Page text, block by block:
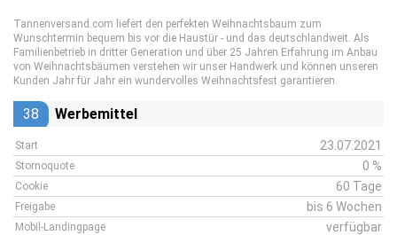
Tannenversand.com liefert den perfekten Weihnachtsbaum zum
Wunschtermin bequem bis vor die Haustür - und das deutschlandweit. Als
Familienbetrieb in dritter Generation und über 25 Jahren Erfahrung im Anbau
von Weihnachtsbäumen verstehen wir unser Handwerk und können unseren
Kunden Jahr für Jahr ein wundervolles Weihnachtsfest garantieren.
38 Werbemittel
Start 23.07.2021
Stornoquote 0 %
Cookie 60 Tage
Freigabe bis 6 Wochen
Mobil-Landingpage verfügbar